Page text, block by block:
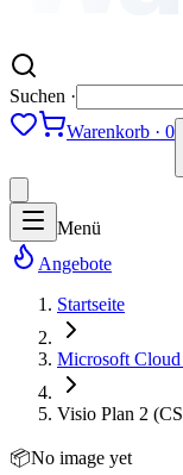
Suchen ·
Warenkorb · 0
Menü
Angebote
Startseite
Microsoft
Visio Plan 2
📦No image yet